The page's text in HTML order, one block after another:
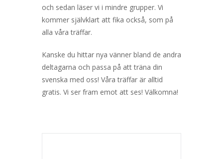
och sedan läser vi i mindre grupper. Vi
kommer självklart att fika också, som på
alla våra träffar.
Kanske du hittar nya vänner bland de andra
deltagarna och passa på att träna din
svenska med oss! Våra träffar är alltid
gratis. Vi ser fram emot att ses! Välkomna!